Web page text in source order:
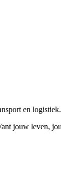
en
jouw leven,